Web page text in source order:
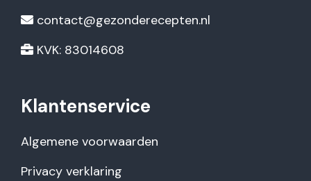
contact@gezonderecepten.nl
KVK: 83014608
Klantenservice
Algemene voorwaarden
Privacy verklaring